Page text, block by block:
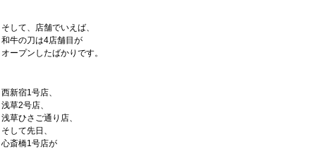
そして、店舗でいえば、
和牛の刀は4店舗目が
オープンしたばかりです。
西新宿1号店、
浅草2号店、
浅草ひさご通り店、
そして先日、
心斎橋1号店が